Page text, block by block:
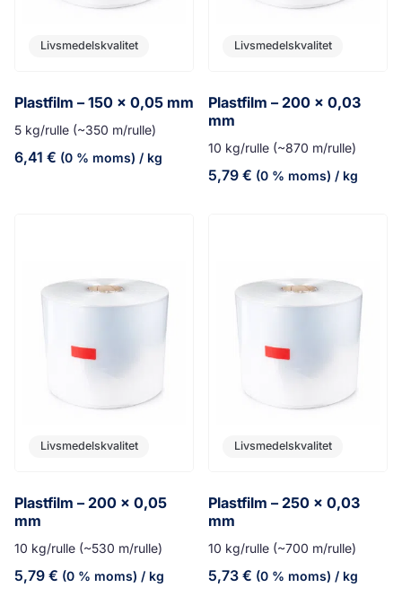
Livsmedelskvalitet
Plastfilm – 150 x 0,05 mm
5 kg/rulle (~350 m/rulle)
6,41 € (0 % moms) / kg
Livsmedelskvalitet
Plastfilm – 200 x 0,03
mm
10 kg/rulle (~870 m/rulle)
5,79 € (0 % moms) / kg
Livsmedelskvalitet
Plastfilm – 200 x 0,05
mm
10 kg/rulle (~530 m/rulle)
5,79 € (0 % moms) / kg
Livsmedelskvalitet
Plastfilm – 250 x 0,03
mm
10 kg/rulle (~700 m/rulle)
5,73 € (0 % moms) / kg